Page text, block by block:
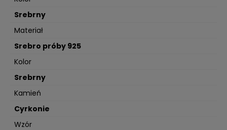
Srebrny
Materiał
Srebro próby 925
Kolor
Srebrny
Kamień
Cyrkonie
Wzór